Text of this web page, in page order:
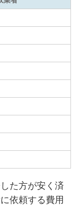
た方が安く済
依頼する費用